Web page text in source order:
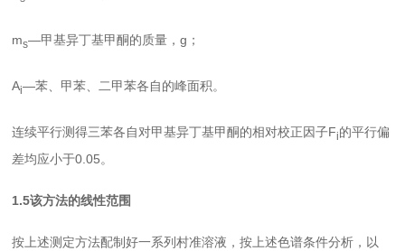
ms—甲基异丁基甲酮的质量，g ；
Ai—苯、甲苯、二甲苯各自的峰面积。
连续平行测得三苯各自对甲基异丁基甲酮的相对校正因子Fi的平行偏
差均应小于0.05。
1.5该方法的线性范围
按上述测定方法配制好一系列村准溶液，按上述色谱条件分析，以